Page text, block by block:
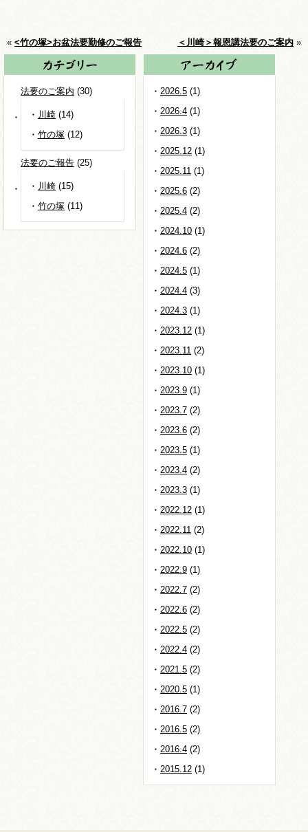
« <竹の塚>お盆法要勤修のご報告 ＜川崎＞報恩講法要のご案内 »
法要のご案内 (30)
川崎 (14)
竹の塚 (12)
法要のご報告 (25)
川崎 (15)
竹の塚 (11)
2026.5 (1)
2026.4 (1)
2026.3 (1)
2025.12 (1)
2025.11 (1)
2025.6 (2)
2025.4 (2)
2024.10 (1)
2024.6 (2)
2024.5 (1)
2024.4 (3)
2024.3 (1)
2023.12 (1)
2023.11 (2)
2023.10 (1)
2023.9 (1)
2023.7 (2)
2023.6 (2)
2023.5 (1)
2023.4 (2)
2023.3 (1)
2022.12 (1)
2022.11 (2)
2022.10 (1)
2022.9 (1)
2022.7 (2)
2022.6 (2)
2022.5 (2)
2022.4 (2)
2021.5 (2)
2020.5 (1)
2016.7 (2)
2016.5 (2)
2016.4 (2)
2015.12 (1)